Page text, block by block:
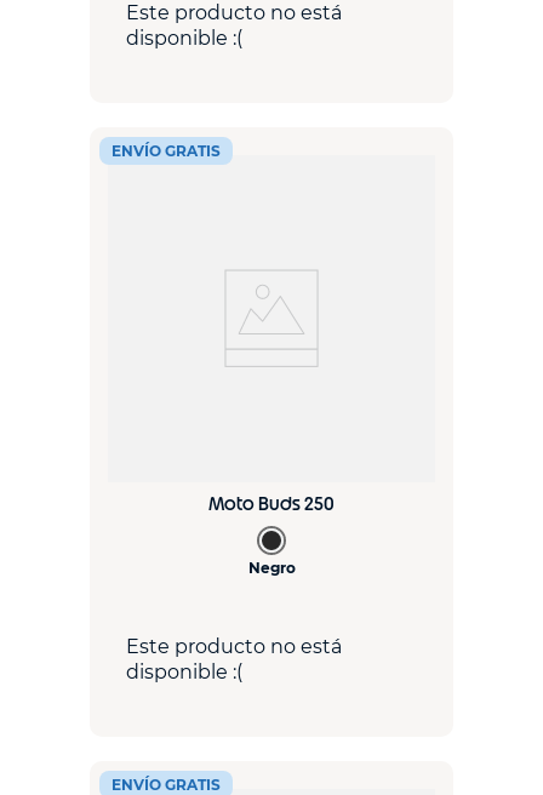
Este producto no está
disponible :(
Moto Buds 250
Negro
Este producto no está
disponible :(
ENVÍO GRATIS
ENVÍO GRATIS